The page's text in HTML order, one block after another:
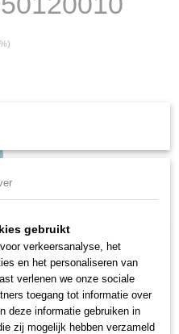
cilinder.
gebruikt
verkeersanalyse, het
en het personaliseren van
verlenen we onze sociale
toegang tot informatie over
deze informatie gebruiken in
zij mogelijk hebben verzameld